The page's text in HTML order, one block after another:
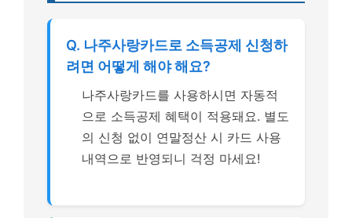
Q. 나주사랑카드로 소득공제 신청하
려면 어떻게 해야 해요?
나주사랑카드를 사용하시면 자동적
으로 소득공제 혜택이 적용돼요. 별도
의 신청 없이 연말정산 시 카드 사용
내역으로 반영되니 걱정 마세요!